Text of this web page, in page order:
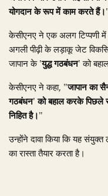
योगदान के रूप में काम करते
केसीएनए ने एक अलग टिप्पणी
अगली पीढ़ी के लड़ाकू जेट
जापान के'युद्ध गठबंधन'को
केसीएनए ने कहा, "जापान का
गठबंधन' को बहाल करके पिछले
निहित है।"
उन्होंने दावा किया कि यह
का रास्ता तैयार करता है।